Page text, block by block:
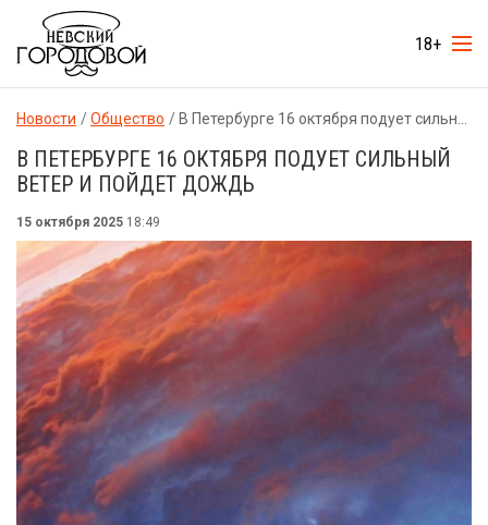
18+
Новости Общество В Петербурге 16 октября подует сильный ветер и пойдет дождь
В ПЕТЕРБУРГЕ 16 ОКТЯБРЯ ПОДУЕТ СИЛЬНЫЙ
ВЕТЕР И ПОЙДЕТ ДОЖДЬ
15 октября 2025 18:49